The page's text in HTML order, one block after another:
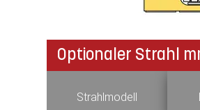
Optionaler Strahl
Strahlmodell